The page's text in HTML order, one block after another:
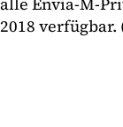
2018 verfügbar.